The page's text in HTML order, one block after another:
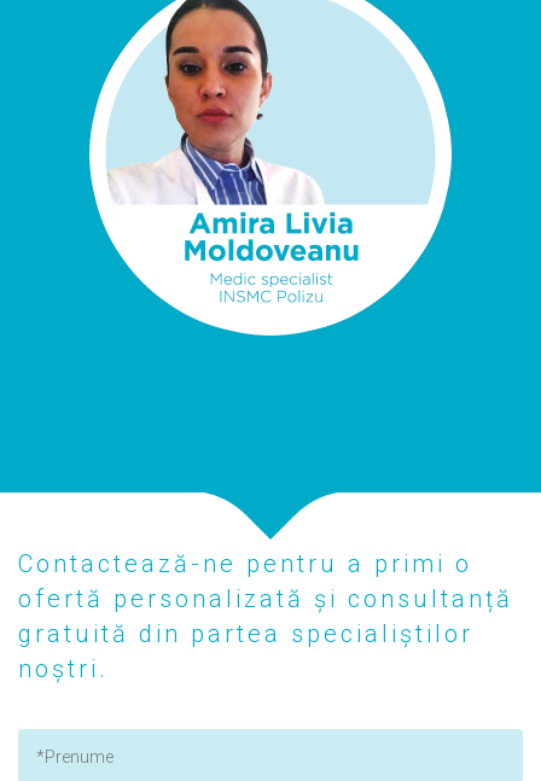
Contactează-ne pentru a primi o
ofertă personalizată și consultanță
gratuită din partea specialiștilor
noștri.